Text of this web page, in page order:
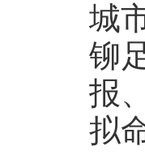
城
铆
报
拟